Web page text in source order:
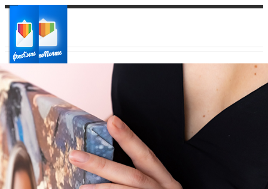
Ваш город:
Ваш регион доставки
Выберите из списка: